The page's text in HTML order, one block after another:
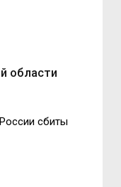
области
сбиты